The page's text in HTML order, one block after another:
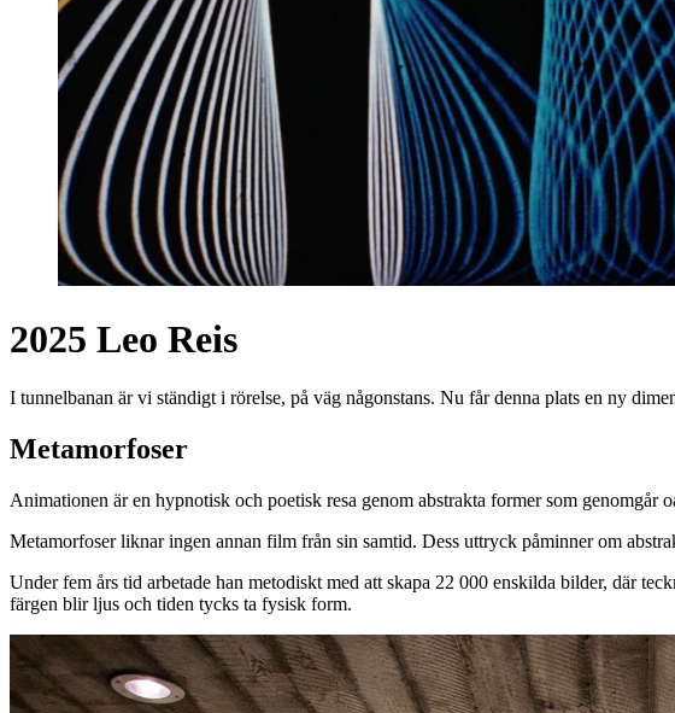
2025 Leo Reis
I tunnelbanan är vi ständigt i rörelse, på väg någonstans. Nu får denna plats en ny
Metamorfoser
Animationen är en hypnotisk och poetisk resa genom abstrakta former som
Metamorfoser liknar ingen annan film från sin samtid. Dess uttryck påminner om
Under fem års tid arbetade han metodiskt med att skapa 22 000 enskilda bilder, där
färgen blir ljus och tiden tycks ta fysisk form.